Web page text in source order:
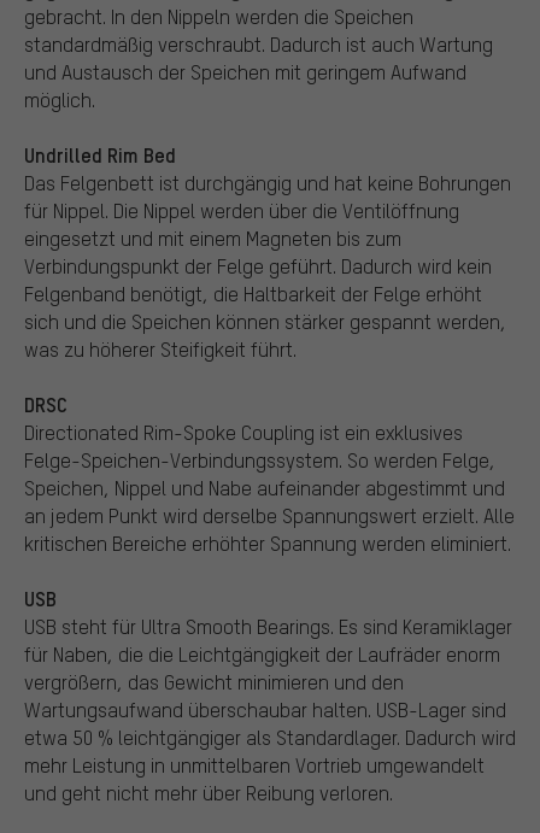
gebracht. In den Nippeln werden die Speichen
standardmäßig verschraubt. Dadurch ist auch Wartung
und Austausch der Speichen mit geringem Aufwand
möglich.
Undrilled Rim Bed
Das Felgenbett ist durchgängig und hat keine Bohrungen
für Nippel. Die Nippel werden über die Ventilöffnung
eingesetzt und mit einem Magneten bis zum
Verbindungspunkt der Felge geführt. Dadurch wird kein
Felgenband benötigt, die Haltbarkeit der Felge erhöht
sich und die Speichen können stärker gespannt werden,
was zu höherer Steifigkeit führt.
DRSC
Directionated Rim-Spoke Coupling ist ein exklusives
Felge-Speichen-Verbindungssystem. So werden Felge,
Speichen, Nippel und Nabe aufeinander abgestimmt und
an jedem Punkt wird derselbe Spannungswert erzielt. Alle
kritischen Bereiche erhöhter Spannung werden eliminiert.
USB
USB steht für Ultra Smooth Bearings. Es sind Keramiklager
für Naben, die die Leichtgängigkeit der Laufräder enorm
vergrößern, das Gewicht minimieren und den
Wartungsaufwand überschaubar halten. USB-Lager sind
etwa 50 % leichtgängiger als Standardlager. Dadurch wird
mehr Leistung in unmittelbaren Vortrieb umgewandelt
und geht nicht mehr über Reibung verloren.